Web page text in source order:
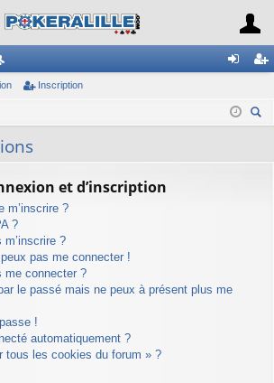
ne cri
Inscription
et d’inscription
m’inscrire ?
?
m’inscrire ?
pas me connecter !
me connecter ?
le passé mais ne peux à présent plus me
!
automatiquement ?
tous les cookies du forum » ?